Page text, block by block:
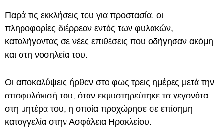
Παρά τις εκκλήσεις του για προστασία, οι
πληροφορίες διέρρεαν εντός των φυλακών,
καταλήγοντας σε νέες επιθέσεις που οδήγησαν ακόμη
και στη νοσηλεία του.
Οι αποκαλύψεις ήρθαν στο φως τρεις ημέρες μετά την
αποφυλάκισή του, όταν εκμυστηρεύτηκε τα γεγονότα
στη μητέρα του, η οποία προχώρησε σε επίσημη
καταγγελία στην Ασφάλεια Ηρακλείου.